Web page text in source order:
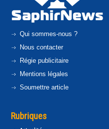
Qui sommes-nous ?
Nous contacter
Régie publicitaire
Mentions légales
Soumettre article
Rubriques